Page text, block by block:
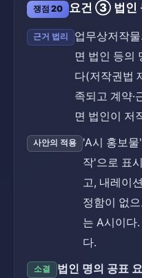
쟁점 20 요건 ③ 법인
근거 법리
업무상저작
면 법인 등의
다(저작권법
족되고 계약·
면 법인이 저
사안의 적용
'A시 홍보
작'으로 표
고, 내레이
정함이 없
는 A시이다
다.
소결
법인 명의 공표